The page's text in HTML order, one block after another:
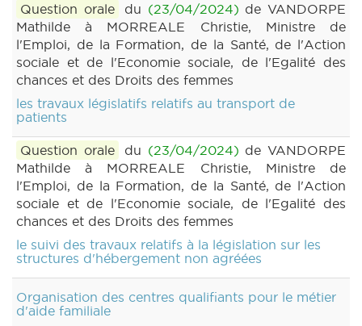
Question orale du (23/04/2024) de VANDORPE
Mathilde à MORREALE Christie, Ministre de
l'Emploi, de la Formation, de la Santé, de l'Action
sociale et de l'Economie sociale, de l'Egalité des
chances et des Droits des femmes
les travaux législatifs relatifs au transport de
patients
Question orale du (23/04/2024) de VANDORPE
Mathilde à MORREALE Christie, Ministre de
l'Emploi, de la Formation, de la Santé, de l'Action
sociale et de l'Economie sociale, de l'Egalité des
chances et des Droits des femmes
le suivi des travaux relatifs à la législation sur les
structures d'hébergement non agréées
Organisation des centres qualifiants pour le métier
d'aide familiale